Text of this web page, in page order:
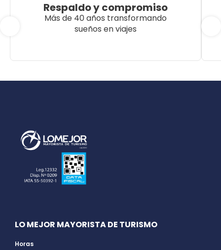
Respaldo y compromiso
Más de 40 años transformando
sueños en viajes
LO MEJOR MAYORISTA DE TURISMO
Horas